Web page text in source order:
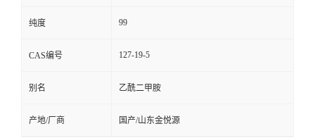
纯度 99
CAS编号 127-19-5
别名 乙酰二甲胺
产地/厂商 国产/山东金悦源